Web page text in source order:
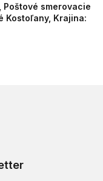
Poštové smerovacie
Kostoľany, Krajina: